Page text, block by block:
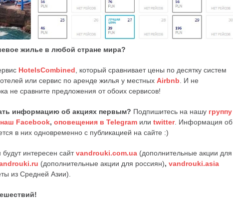
жилье в любой стране мира?
HotelsCombined , который сравнивает цены по десятку систем
или сервис по аренде жилья у местных Airbnb . И не
не сравните предложения от обоих сервисов!
информацию об акциях первым? Подпишитесь на нашу группу
наш Facebook, оповещения в Telegram или twitter. Информация об
в них одновременно с публикацией на сайте :)
интересен сайтvandrouki.com.ua (дополнительные акции для
(дополнительные акции для россиян), vandrouki.asia
из Средней Азии).